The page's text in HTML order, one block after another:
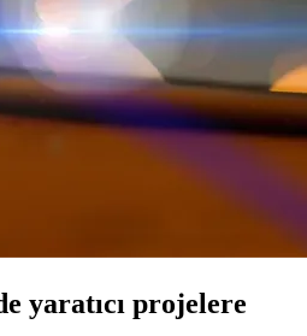
yaratıcı projelere